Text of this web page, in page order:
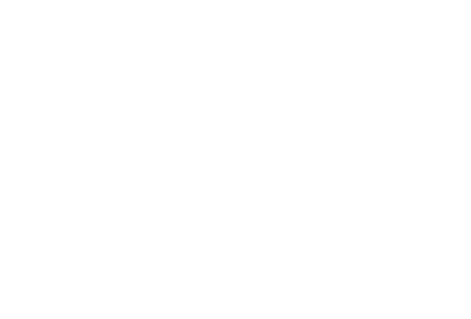
a tocarem a «Lux Æterna» pela primeira vez ao vivo